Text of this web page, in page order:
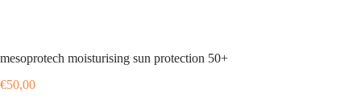
mesoprotech moisturising sun protection 50+
€50,00